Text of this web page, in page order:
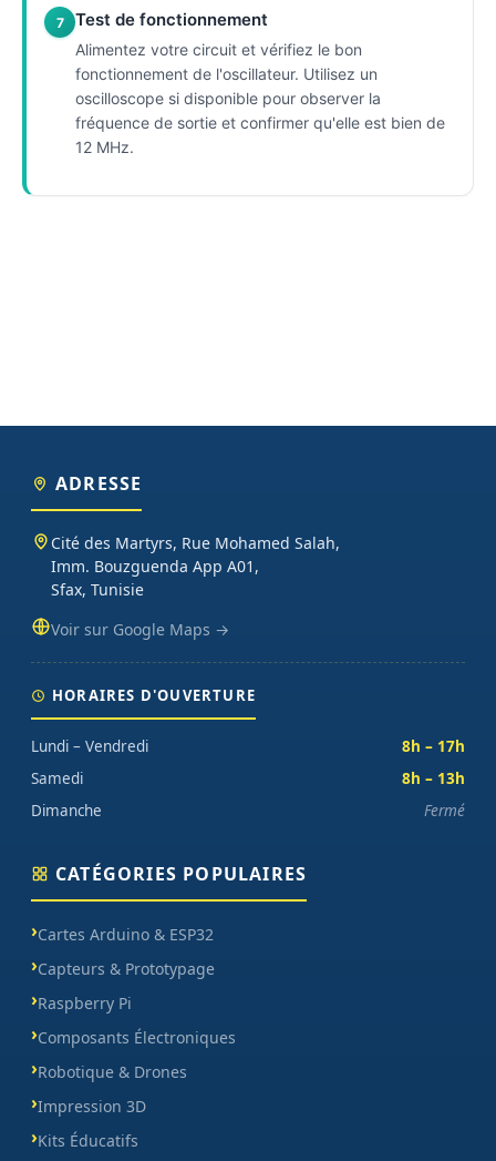
7 Test de fonctionnement
Alimentez votre circuit et vérifiez le bon
fonctionnement de l'oscillateur. Utilisez un
oscilloscope si disponible pour observer la
fréquence de sortie et confirmer qu'elle est bien de
12 MHz.
ADRESSE
Cité des Martyrs, Rue Mohamed Salah,
Imm. Bouzguenda App A01,
Sfax, Tunisie
Voir sur Google Maps →
HORAIRES D'OUVERTURE
Lundi – Vendredi
8h – 17h
Samedi
8h – 13h
Dimanche
Fermé
CATÉGORIES POPULAIRES
Cartes Arduino & ESP32
Capteurs & Prototypage
Raspberry Pi
Composants Électroniques
Robotique & Drones
Impression 3D
Kits Éducatifs